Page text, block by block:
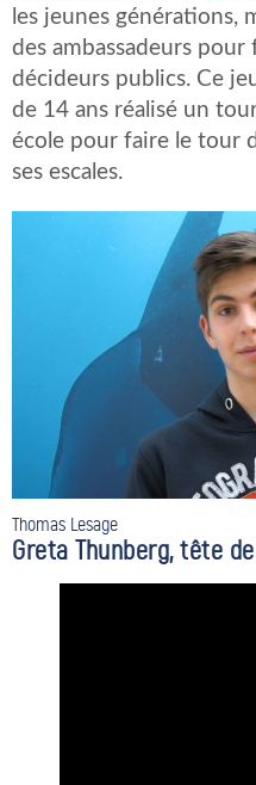
les jeunes générations,
des ambassadeurs pour
décideurs publics. Ce
de 14 ans réalisé un
école pour faire le tour
ses escales.
Thomas Lesage
Greta Thunberg, tête